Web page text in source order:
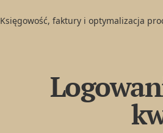
Księgowość, faktury i optymalizacja